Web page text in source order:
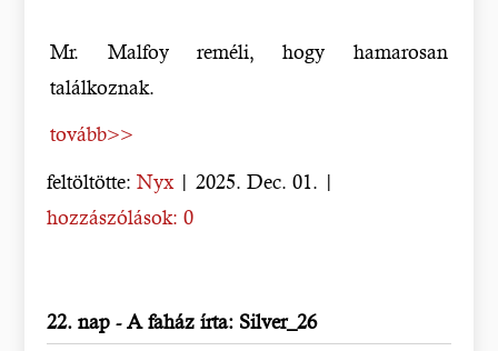
Mr. Malfoy reméli, hogy hamarosan
találkoznak.
tovább>>
feltöltötte:Nyx | 2025. Dec. 01. |
hozzászólások: 0
22. nap - A faház írta: Silver_26